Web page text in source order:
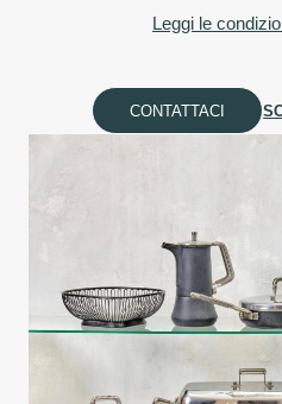
Leggi le
CONTATTACI